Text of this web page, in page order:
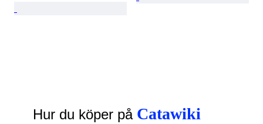
Hur du köper på Catawiki